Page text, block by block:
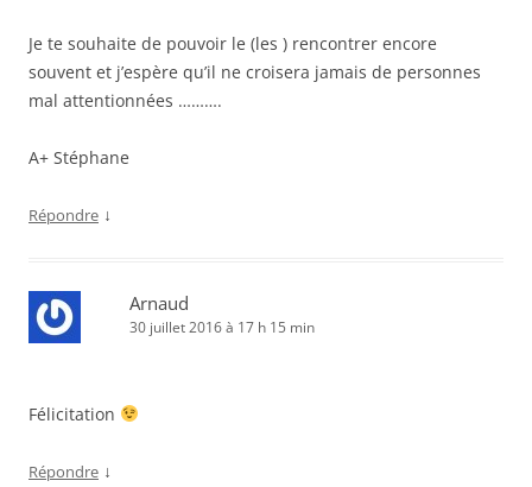
Je te souhaite de pouvoir le (les ) rencontrer encore
souvent et j’espère qu’il ne croisera jamais de personnes
mal attentionnées ……….
A+ Stéphane
Répondre ↓
Arnaud
30 juillet 2016 à 17 h 15 min
Félicitation
Répondre ↓